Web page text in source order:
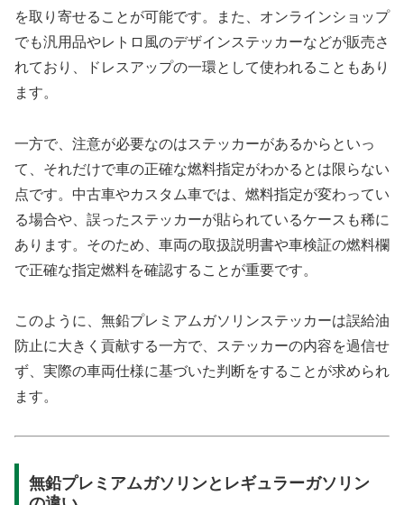
を取り寄せることが可能です。また、オンラインショップ
でも汎用品やレトロ風のデザインステッカーなどが販売さ
れており、ドレスアップの一環として使われることもあり
ます。
一方で、注意が必要なのはステッカーがあるからといっ
て、それだけで車の正確な燃料指定がわかるとは限らない
点です。中古車やカスタム車では、燃料指定が変わってい
る場合や、誤ったステッカーが貼られているケースも稀に
あります。そのため、車両の取扱説明書や車検証の燃料欄
で正確な指定燃料を確認することが重要です。
このように、無鉛プレミアムガソリンステッカーは誤給油
防止に大きく貢献する一方で、ステッカーの内容を過信せ
ず、実際の車両仕様に基づいた判断をすることが求められ
ます。
無鉛プレミアムガソリンとレギュラーガソリン